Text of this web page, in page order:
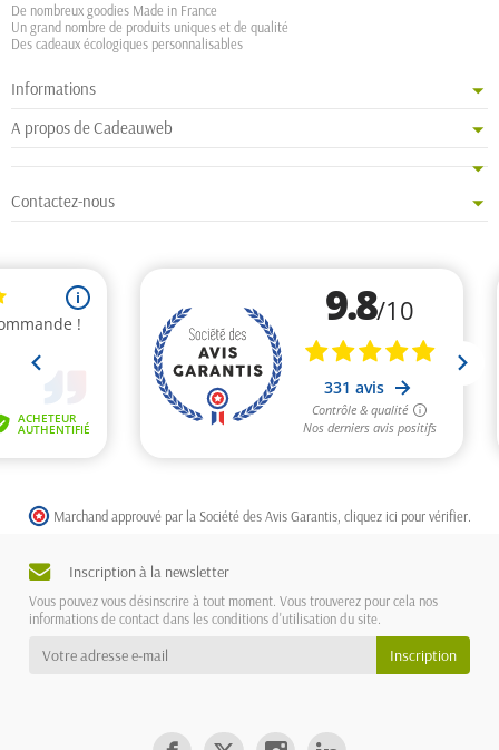
De nombreux goodies Made in France
Un grand nombre de produits uniques et de qualité
Des cadeaux écologiques personnalisables
Informations
A propos de Cadeauweb
Contactez-nous
Marchand approuvé par la Société des Avis Garantis, cliquez ici pour vérifier
Inscription à la newsletter
Vous pouvez vous désinscrire à tout moment. Vous trouverez pour cela nos
informations de contact dans les conditions d'utilisation du site.